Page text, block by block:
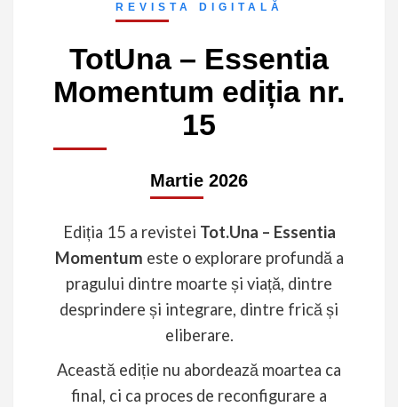
REVISTA DIGITALĂ
TotUna – Essentia
Momentum ediția nr.
15
Martie 2026
Ediția 15 a revistei Tot.Una – Essentia
Momentum este o explorare profundă a
pragului dintre moarte și viață, dintre
desprindere și integrare, dintre frică și
eliberare.
Această ediție nu abordează moartea ca
final, ci ca proces de reconfigurare a